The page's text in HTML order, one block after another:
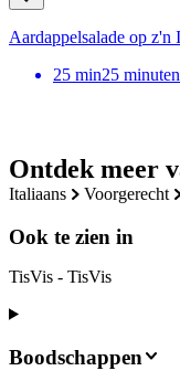
Ontdek meer
italiaans voorgerecht
Ook te zien in
TisVis - TisVis
Aardappelsalade op z'n
25 min25
Boodschappen